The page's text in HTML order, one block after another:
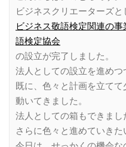
ビジネスクリエーターズと
ビジネス敬語検定関連の
語検定協会
の設立が完了しました。
法人としての設立を進めつ
既に、色々と計画を立てて
動いてきました。
法人としての箱もできまし
さらに色々と進めていきた